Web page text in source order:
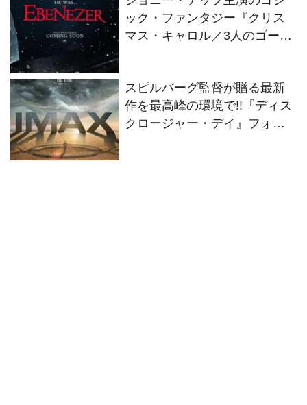
ック・ファンタジー『クリス
マス・キャロル／3人のゴース
スピルバーグ監督が贈る最新
作を最高峰の環境で!!『ディス
クロージャー・デイ』フォー